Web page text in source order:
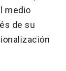
medio
de su